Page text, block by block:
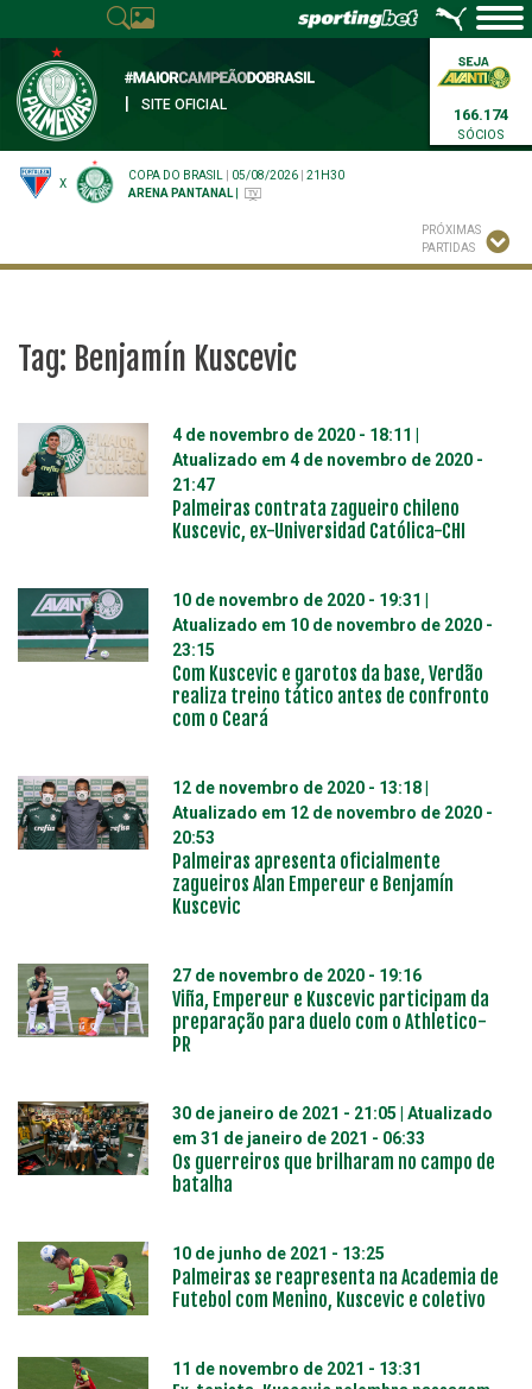
SITE OFICIAL
166.174
SÓCIOS
X
COPA DO BRASIL 05/08/2026
21H30
ARENA PANTANAL
PRÓXIMAS
PARTIDAS
Tag: Benjamín Kuscevic
4 de novembro de 2020 - 18:11
Atualizado em 4 de novembro de 2020 -
21:47
Palmeiras contrata zagueiro chileno
Kuscevic, ex-Universidad Católica-CHI
10 de novembro de 2020 - 19:31
Atualizado em 10 de novembro de 2020 -
23:15
Com Kuscevic e garotos da base, Verdão
realiza treino tático antes de confronto
com o Ceará
12 de novembro de 2020 - 13:18
Atualizado em 12 de novembro de 2020 -
20:53
Palmeiras apresenta oficialmente
zagueiros Alan Empereur e Benjamín
Kuscevic
27 de novembro de 2020 - 19:16
Viña, Empereur e Kuscevic participam da
preparação para duelo com o Athletico-
PR
30 de janeiro de 2021 - 21:05 | Atualizado
em 31 de janeiro de 2021 - 06:33
Os guerreiros que brilharam no campo de
batalha
10 de junho de 2021 - 13:25
Palmeiras se reapresenta na Academia de
Futebol com Menino, Kuscevic e coletivo
11 de novembro de 2021 - 13:31